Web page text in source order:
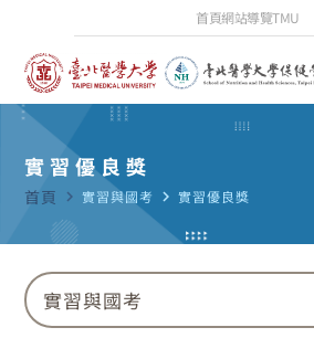
首頁網站導覽TMU
實習優良獎
首頁 navigate_next 實習與國考 navigate_next 實習優良獎
實習與國考